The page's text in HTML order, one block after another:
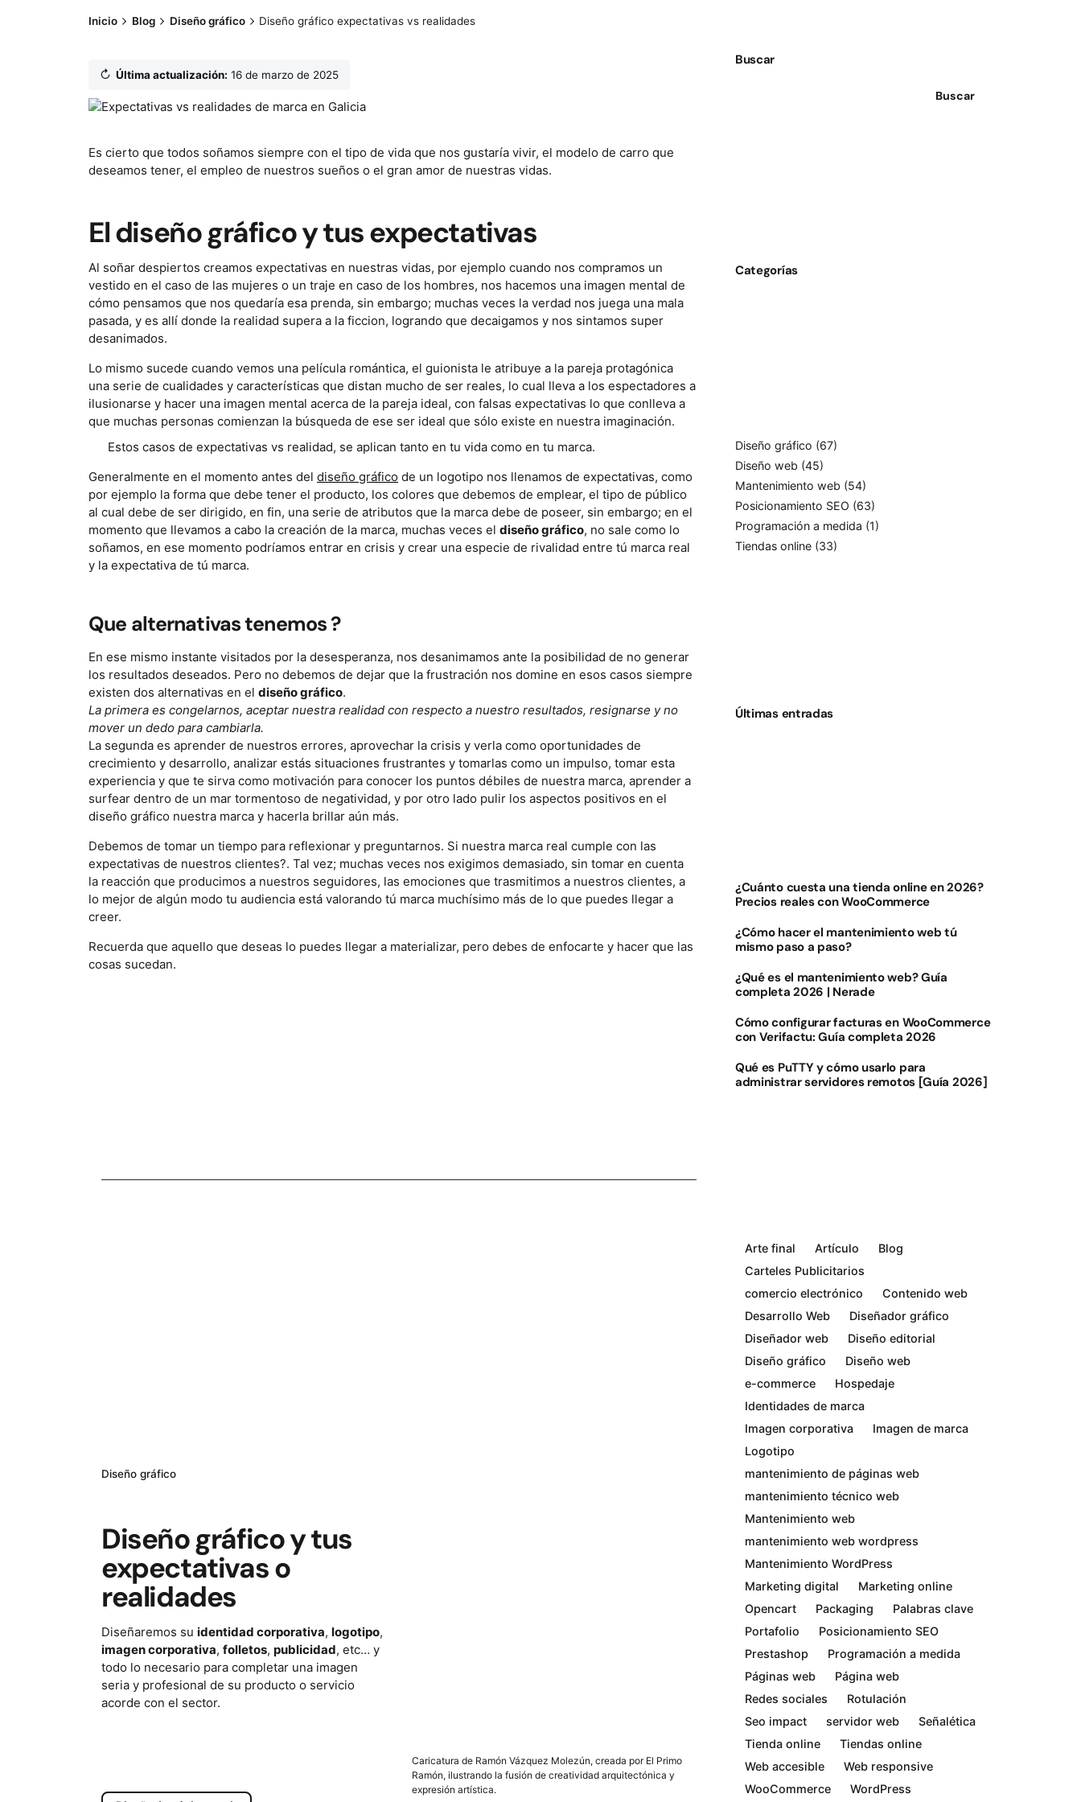
Inicio Blog Diseño gráfico Diseño gráfico expectativas vs realidades
↻ Última actualización: 16 de marzo de 2025
Es cierto que todos soñamos siempre con el tipo de vida que nos gustaría vivir, el modelo de carro que
deseamos tener, el empleo de nuestros sueños o el gran amor de nuestras vidas.
El diseño gráfico y tus expectativas
Al soñar despiertos creamos expectativas en nuestras vidas, por ejemplo cuando nos compramos un
vestido en el caso de las mujeres o un traje en caso de los hombres, nos hacemos una imagen mental de
cómo pensamos que nos quedaría esa prenda, sin embargo; muchas veces la verdad nos juega una mala
pasada, y es allí donde la realidad supera a la ficcion, logrando que decaigamos y nos sintamos super
desanimados.
Lo mismo sucede cuando vemos una película romántica, el guionista le atribuye a la pareja protagónica
una serie de cualidades y características que distan mucho de ser reales, lo cual lleva a los espectadores a
ilusionarse y hacer una imagen mental acerca de la pareja ideal, con falsas expectativas lo que conlleva a
que muchas personas comienzan la búsqueda de ese ser ideal que sólo existe en nuestra imaginación.
Estos casos de expectativas vs realidad, se aplican tanto en tu vida como en tu marca.
Generalmente en el momento antes deldiseño gráfico de un logotipo nos llenamos de expectativas, como
por ejemplo la forma que debe tener el producto, los colores que debemos de emplear, el tipo de público
al cual debe de ser dirigido, en fin, una serie de atributos que la marca debe de poseer, sin embargo; en el
momento que llevamos a cabo la creación de la marca, muchas veces eldiseño gráfico, no sale como lo
soñamos, en ese momento podríamos entrar en crisis y crear una especie de rivalidad entre tú marca real
y la expectativa de tú marca.
Que alternativas tenemos ?
En ese mismo instante visitados por la desesperanza, nos desanimamos ante la posibilidad de no generar
los resultados deseados. Pero no debemos de dejar que la frustración nos domine en esos casos siempre
existen dos alternativas en eldiseño gráfico.
La primera es congelarnos, aceptar nuestra realidad con respecto a nuestro resultados, resignarse y no
mover un dedo para cambiarla.
La segunda es aprender de nuestros errores, aprovechar la crisis y verla como oportunidades de
crecimiento y desarrollo, analizar estás situaciones frustrantes y tomarlas como un impulso, tomar esta
experiencia y que te sirva como motivación para conocer los puntos débiles de nuestra marca, aprender a
surfear dentro de un mar tormentoso de negatividad, y por otro lado pulir los aspectos positivos en el
diseño gráfico nuestra marca y hacerla brillar aún más.
Debemos de tomar un tiempo para reflexionar y preguntarnos. Si nuestra marca real cumple con las
expectativas de nuestros clientes?. Tal vez; muchas veces nos exigimos demasiado, sin tomar en cuenta
la reacción que producimos a nuestros seguidores, las emociones que trasmitimos a nuestros clientes, a
lo mejor de algún modo tu audiencia está valorando tú marca muchísimo más de lo que puedes llegar a
creer.
Recuerda que aquello que deseas lo puedes llegar a materializar, pero debes de enfocarte y hacer que las
cosas sucedan.
Diseño gráfico
Diseño gráfico y tus
expectativas o
realidades
Diseñaremos suidentidad corporativa,logotipo,
imagen corporativa,folletos,publicidad, etc… y
todo lo necesario para completar una imagen
seria y profesional de su producto o servicio
acorde con el sector.
Caricatura de Ramón Vázquez Molezún, creada por El Primo
Ramón, ilustrando la fusión de creatividad arquitectónica y
expresión artística.
Buscar
Buscar
Categorías
Diseño gráfico (67)
Diseño web (45)
Mantenimiento web (54)
Posicionamiento SEO (63)
Programación a medida (1)
Tiendas online(33)
Últimas entradas
¿Cuánto cuesta una tienda online en 2026?
Precios reales con WooCommerce
¿Cómo hacer el mantenimiento web tú
mismo paso a paso?
¿Qué es el mantenimiento web? Guía
completa 2026 | Nerade
Cómo configurar facturas en WooCommerce
con Verifactu: Guía completa 2026
Qué es PuTTY y cómo usarlo para
administrar servidores remotos [Guía 2026]
Arte final Artículo
Blog
Carteles Publicitarios
comercio electrónico
Contenido web
Desarrollo Web
Diseñador gráfico
Diseñador web
Diseño editorial
Diseño gráfico
Diseño web
e-commerce
Hospedaje
Identidades de marca
Imagen corporativa
Imagen de marca
Logotipo
mantenimiento de páginas web
mantenimiento técnico web
Mantenimiento web
mantenimiento web wordpress
Mantenimiento WordPress
Marketing digital
Marketing online
Opencart
Packaging
Palabras clave
Portafolio
Posicionamiento SEO
Prestashop
Programación a medida
Páginas web
Página web
Redes sociales
Rotulación
Seo impact
servidor web
Señalética
Tienda online
Tiendas online
Web accesible
Web responsive
WooCommerce
WordPress